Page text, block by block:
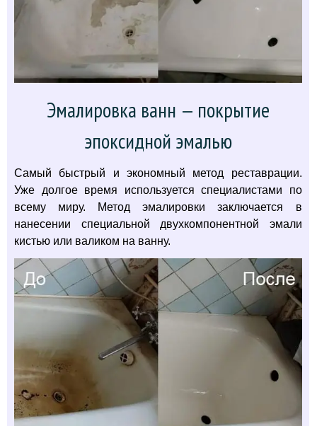
Эмалировка ванн — покрытие
эпоксидной эмалью
Самый быстрый и экономный метод реставрации.
Уже долгое время используется специалистами по
всему миру. Метод эмалировки заключается в
нанесении специальной двухкомпонентной эмали
кистью или валиком на ванну.